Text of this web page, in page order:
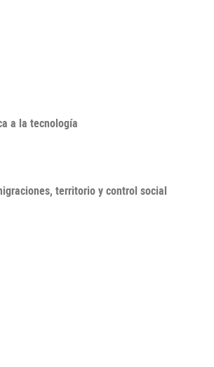
a la tecnología
territorio y control social